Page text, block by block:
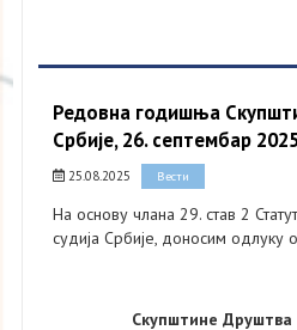
Редовна годишња
Србије, 26. септембар
25.08.2025 Вести
На основу члана 29. став 2
судија Србије, доносим одлуку
Скупштине Друштва